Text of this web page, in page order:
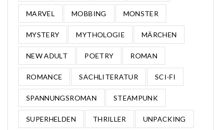
MARVEL MOBBING MONSTER
MYSTERY MYTHOLOGIE MÄRCHEN
NEW ADULT POETRY ROMAN
ROMANCE SACHLITERATUR SCI-FI
SPANNUNGSROMAN STEAMPUNK
SUPERHELDEN THRILLER UNPACKING